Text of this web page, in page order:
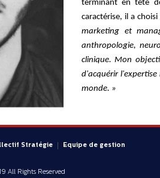
terminant en tête
caractérise, il a
marketing et
anthropologie,
clinique. Mon
d'acquérir l'expertise
monde. »
Stratégie
Equipe de gestion
All Rights Reserved